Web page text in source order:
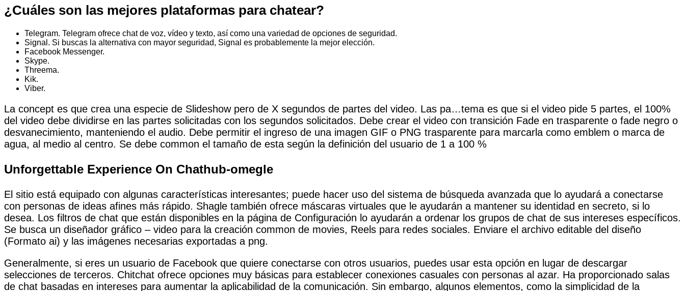
¿Cuáles son las mejores plataformas para chatear?
Telegram. Telegram ofrece chat de voz, vídeo y texto, así como una variedad de opciones de seguridad.
Signal. Si buscas la alternativa con mayor seguridad, Signal es probablemente la mejor elección.
Facebook Messenger.
Skype.
Threema.
Kik.
Viber.
La concept es que crea una especie de Slideshow pero de X segundos de partes del video. Las pa…tema es que si el video pide 5 partes, el 100%
del video debe dividirse en las partes solicitadas con los segundos solicitados. Debe crear el video con transición Fade en trasparente o fade negro o
desvanecimiento, manteniendo el audio. Debe permitir el ingreso de una imagen GIF o PNG trasparente para marcarla como emblem o marca de
agua, al medio al centro. Se debe common el tamaño de esta según la definición del usuario de 1 a 100 %
Unforgettable Experience On Chathub-omegle
El sitio está equipado con algunas características interesantes; puede hacer uso del sistema de búsqueda avanzada que lo ayudará a conectarse
con personas de ideas afines más rápido. Shagle también ofrece máscaras virtuales que le ayudarán a mantener su identidad en secreto, si lo
desea. Los filtros de chat que están disponibles en la página de Configuración lo ayudarán a ordenar los grupos de chat de sus intereses específicos.
Se busca un diseñador gráfico – video para la creación common de movies, Reels para redes sociales. Enviare el archivo editable del diseño
(Formato ai) y las imágenes necesarias exportadas a png.
Generalmente, si eres un usuario de Facebook que quiere conectarse con otros usuarios, puedes usar esta opción en lugar de descargar
selecciones de terceros. Chitchat ofrece opciones muy básicas para establecer conexiones casuales con personas al azar. Ha proporcionado salas
de chat basadas en intereses para aumentar la aplicabilidad de la comunicación. Sin embargo, algunos elementos, como la simplicidad de la